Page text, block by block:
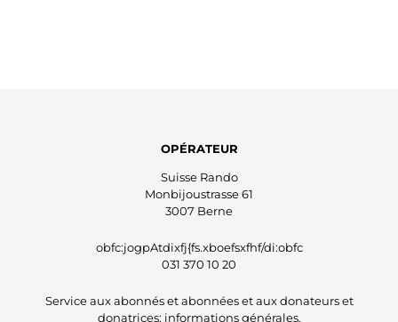
OPÉRATEUR
Suisse Rando
Monbijoustrasse 61
3007 Berne
obfc:jogpAtdixfj{fs.xboefsxfhf/di:obfc
031 370 10 20
Service aux abonnés et abonnées et aux donateurs et
donatrices; informations générales.